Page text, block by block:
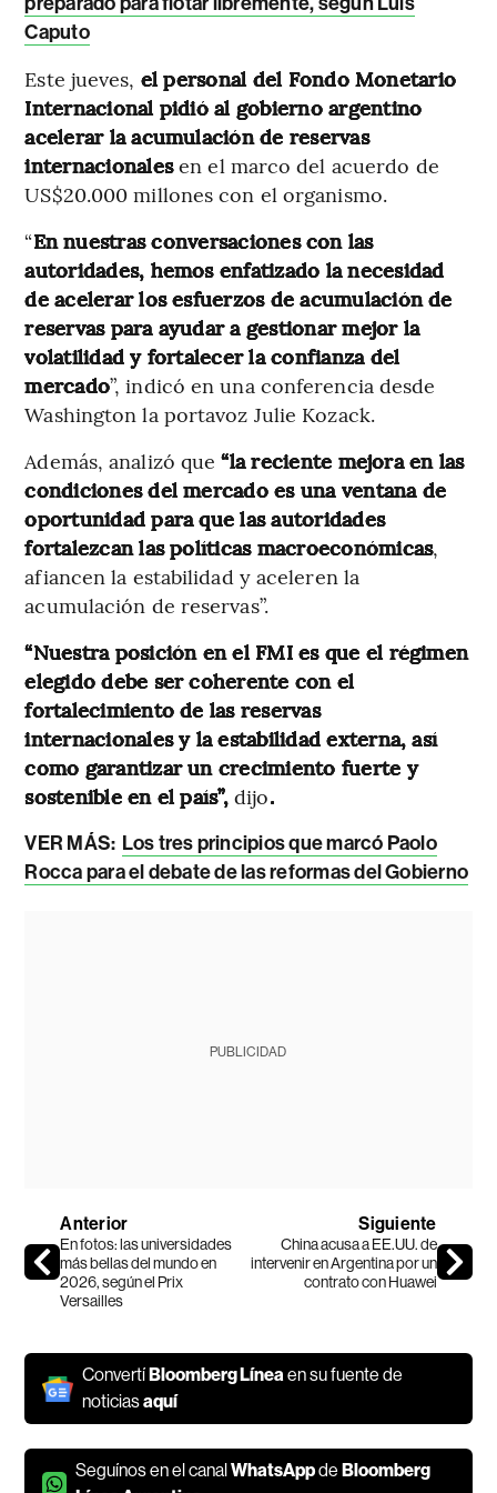
Caputo
Este jueves, el personal del Fondo Monetario
Internacional pidió al gobierno argentino
acelerar la acumulación de reservas
internacionalesen el marco del acuerdo de
US$20.000 millones con el organismo.
“En nuestras conversaciones con las
autoridades, hemos enfatizado la necesidad
de acelerar los esfuerzos de acumulación de
reservas para ayudar a gestionar mejor la
volatilidad y fortalecer la confianza del
mercado”, indicó en una conferencia desde
Washington la portavoz Julie Kozack.
Además, analizó que“la reciente mejora en las
condiciones del mercado es una ventana de
oportunidad para que las autoridades
fortalezcan las políticas macroeconómicas,
afiancen la estabilidad y aceleren la
acumulación de reservas”.
“Nuestra posición en el FMI es que el régimen
elegido debe ser coherente con el
fortalecimiento de las reservas
internacionales y la estabilidad externa, así
como garantizar un crecimiento fuerte y
sostenible en el país”,dijo.
VER MÁS: Los tres principios que marcó Paolo
Rocca para el debate de las reformas del Gobierno
PUBLICIDAD
Anterior
En fotos: las universidades
más bellas del mundo en
2026, según el Prix
Versailles
Siguiente
China acusa a EE.UU. de
intervenir en Argentina por un
contrato con Huawei
Convertí Bloomberg Líneaen su fuente de
noticiasaquí
Seguínos en el canalWhatsAppde Bloomberg